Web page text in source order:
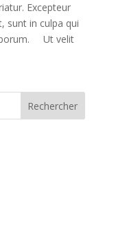
Excepteur
sunt in culpa qui
Ut velit
Rechercher